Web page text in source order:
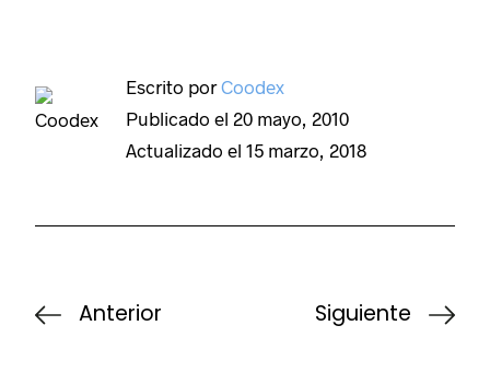
Escrito porCoodex
Publicado el 20 mayo, 2010
Actualizado el 15 marzo, 2018
Anterior Siguiente